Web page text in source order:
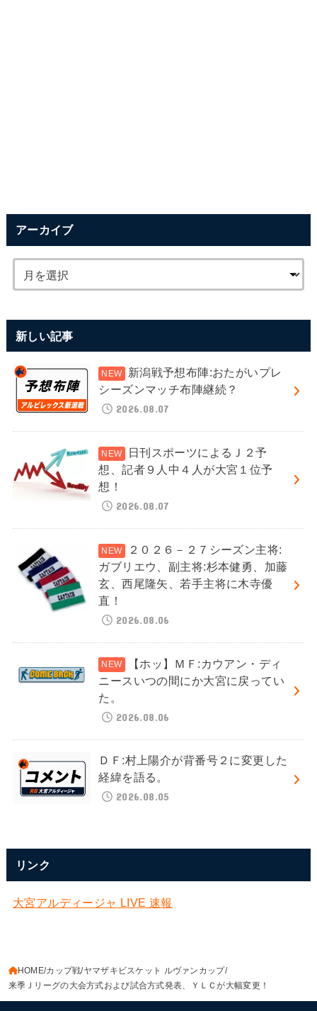
アーカイブ
新しい記事
新潟戦予想布陣:おたがいプレ
シーズンマッチ布陣継続？
2026.08.07
日刊スポーツによるＪ２予
想、記者９人中４人が大宮１位予
想！
2026.08.07
２０２６－２７シーズン主将:
ガブリエウ、副主将:杉本健勇、加藤
玄、西尾隆矢、若手主将に木寺優
直！
2026.08.06
【ホッ】ＭＦ:カウアン・ディ
ニースいつの間にか大宮に戻ってい
た。
2026.08.06
ＤＦ:村上陽介が背番号２に変更した
経緯を語る。
2026.08.05
リンク
大宮アルディージャ LIVE 速報
HOME カップ戦 ヤマザキビスケット ルヴァンカップ
来季Ｊリーグの大会方式および試合方式発表、ＹＬＣが大幅変更！